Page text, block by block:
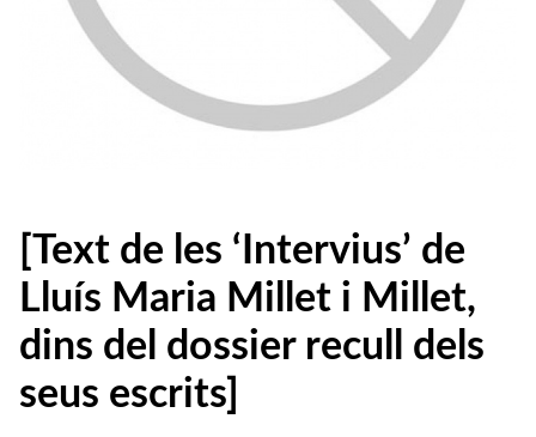
[Text de les ‘Intervius’ de
Lluís Maria Millet i Millet,
dins del dossier recull dels
seus escrits]